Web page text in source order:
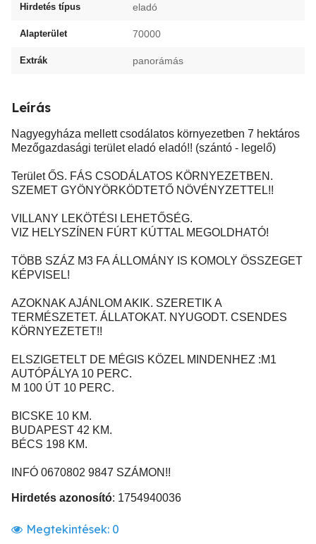
Hirdetés típus eladó
Alapterület 70000
Extrák panorámás
Leírás
Nagyegyháza mellett csodálatos környezetben 7 hektáros
Mezőgazdasági terület eladó eladó!! (szántó - legelő)
Terület ŐS. FÁS CSODÁLATOS KÖRNYEZETBEN.
SZEMET GYÖNYÖRKÖDTETŐ NÖVÉNYZETTEL!!
VILLANY LEKÖTÉSI LEHETŐSÉG.
VIZ HELYSZÍNEN FÚRT KÚTTAL MEGOLDHATÓ!
TÖBB SZÁZ M3 FA ÁLLOMÁNY IS KOMOLY ÖSSZEGET
KÉPVISEL!
AZOKNAK AJÁNLOM AKIK. SZERETIK A
TERMÉSZETET. ÁLLATOKAT. NYUGODT. CSENDES
KÖRNYEZETET!!
ELSZIGETELT DE MÉGIS KÖZEL MINDENHEZ :M1
AUTÓPÁLYA 10 PERC.
M 100 ÚT 10 PERC.
BICSKE 10 KM.
BUDAPEST 42 KM.
BÉCS 198 KM.
INFÓ 0670802 9847 SZÁMON!!
Hirdetés azonosító: 1754940036
Megtekintések: 0